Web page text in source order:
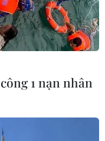
1 nạn nhân